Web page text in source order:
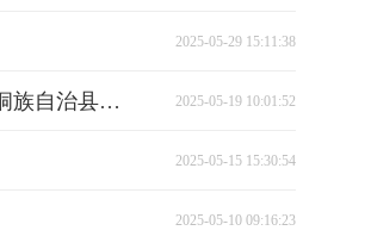
2025-05-29 15:11:38
第八届怀化市“道德模范”和2024年度“怀化好人”新晃侗族自治县拟推荐人选公示 2025-05-19 10:01:52
2025-05-15 15:30:54
2025-05-10 09:16:23